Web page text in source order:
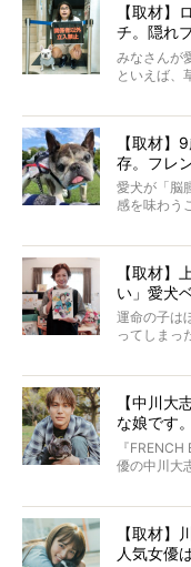
【取材】
チ。隠れ
【前編】
みなさんが
といえば、
ルを飼っ
んのイン
ントがフォ
LIFE』モデ
そんな中岡
た。その
【取材
存。フレ
愛犬が「脳
感を味わう
たひとり
ところが
症し、なん
きの年齢は
た。さら
いいます。
この事実
太郎のオ
アについて
【取材】
い」愛犬
運命の子は
ってしまっ
り添いたい
その悲しみ
いて、泣
こんな子だ
ていたと。
ぼくらは
と思った。
【中川大
な娘です
ッグと一
『
優の中川大
マちゃん
カエピソ
【取材】
人気女優